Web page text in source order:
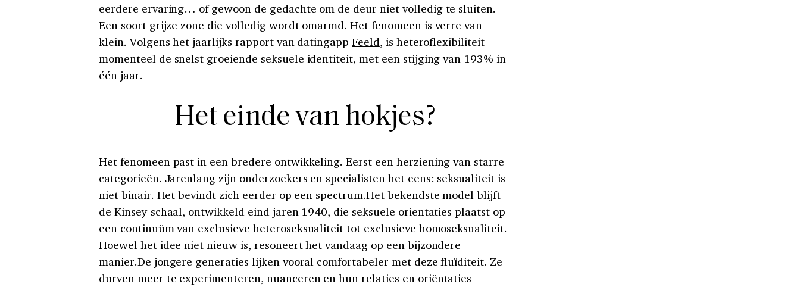
eerdere ervaring… of gewoon de gedachte om de deur niet volledig te sluiten.
Een soort grijze zone die volledig wordt omarmd. Het fenomeen is verre van
klein. Volgens het jaarlijks rapport van datingappFeeld, is heteroflexibiliteit
momenteel de snelst groeiende seksuele identiteit, met een stijging van 193% in
één jaar.
Het einde van hokjes?
Het fenomeen past in een bredere ontwikkeling. Eerst een herziening van starre
categorieën. Jarenlang zijn onderzoekers en specialisten het eens: seksualiteit is
niet binair. Het bevindt zich eerder op een spectrum.Het bekendste model blijft
de Kinsey-schaal, ontwikkeld eind jaren 1940, die seksuele orientaties plaatst op
een continuüm van exclusieve heteroseksualiteit tot exclusieve homoseksualiteit.
Hoewel het idee niet nieuw is, resoneert het vandaag op een bijzondere
manier.De jongere generaties lijken vooral comfortabeler met deze fluïditeit. Ze
durven meer te experimenteren, nuanceren en hun relaties en oriëntaties